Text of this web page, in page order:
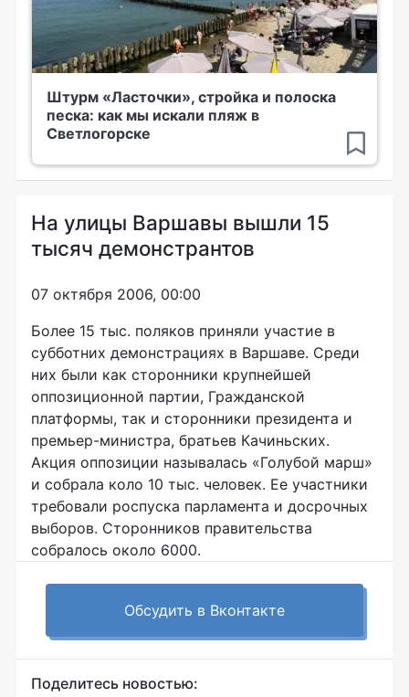
Штурм «Ласточки», стройка и полоска
песка: как мы искали пляж в
Светлогорске
На улицы Варшавы вышли 15
тысяч демонстрантов
07 октября 2006, 00:00
Более 15 тыс. поляков приняли участие в
субботних демонстрациях в Варшаве. Среди
них были как сторонники крупнейшей
оппозиционной партии, Гражданской
платформы, так и сторонники президента и
премьер-министра, братьев Качиньских.
Акция оппозиции называлась «Голубой марш»
и собрала коло 10 тыс. человек. Ее участники
требовали роспуска парламента и досрочных
выборов. Сторонников правительства
собралось около 6000.
Обсудить в Вконтакте
Поделитесь новостью: